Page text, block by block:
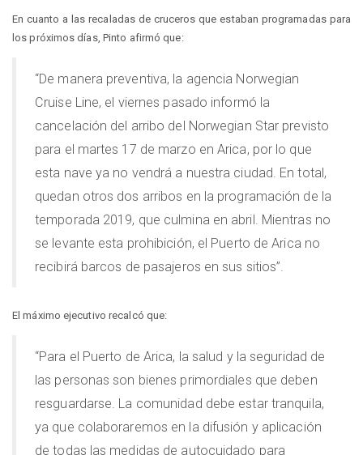
En cuanto a las recaladas de cruceros que estaban programadas para
los próximos días, Pinto afirmó que:
“De manera preventiva, la agencia Norwegian
Cruise Line, el viernes pasado informó la
cancelación del arribo del Norwegian Star previsto
para el martes 17 de marzo en Arica, por lo que
esta nave ya no vendrá a nuestra ciudad. En total,
quedan otros dos arribos en la programación de la
temporada 2019, que culmina en abril. Mientras no
se levante esta prohibición, el Puerto de Arica no
recibirá barcos de pasajeros en sus sitios”.
El máximo ejecutivo recalcó que:
“Para el Puerto de Arica, la salud y la seguridad de
las personas son bienes primordiales que deben
resguardarse. La comunidad debe estar tranquila,
ya que colaboraremos en la difusión y aplicación
de todas las medidas de autocuidado para